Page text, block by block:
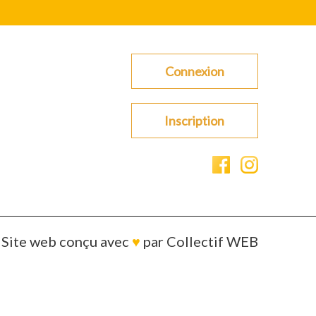
Connexion
Inscription
Site web conçu avec ♥ par Collectif WEB